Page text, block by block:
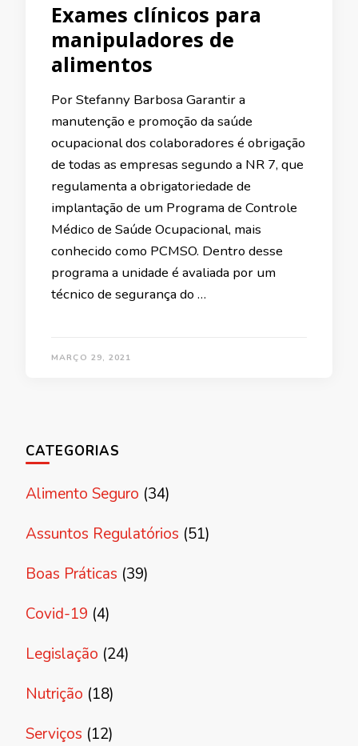
Exames clínicos para
manipuladores de
alimentos
Por Stefanny Barbosa Garantir a
manutenção e promoção da saúde
ocupacional dos colaboradores é obrigação
de todas as empresas segundo a NR 7, que
regulamenta a obrigatoriedade de
implantação de um Programa de Controle
Médico de Saúde Ocupacional, mais
conhecido como PCMSO. Dentro desse
programa a unidade é avaliada por um
técnico de segurança do …
MARÇO 29, 2021
CATEGORIAS
Alimento Seguro (34)
Assuntos Regulatórios (51)
Boas Práticas (39)
Covid-19 (4)
Legislação (24)
Nutrição (18)
Serviços (12)